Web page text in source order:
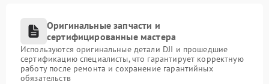
Оригинальные запчасти и
сертифицированные мастера
Используются оригинальные детали DJI и прошедшие
сертификацию специалисты, что гарантирует корректную
работу после ремонта и сохранение гарантийных
обязательств